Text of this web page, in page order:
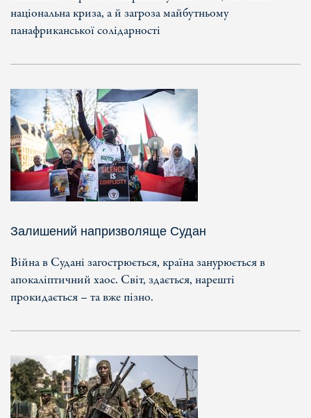
національна криза, а й загроза майбутньому
панафриканської солідарності
Залишений напризволяще Судан
Війна в Судані загострюється, країна занурюється в
апокаліптичний хаос. Світ, здається, нарешті
прокидається – та вже пізно.